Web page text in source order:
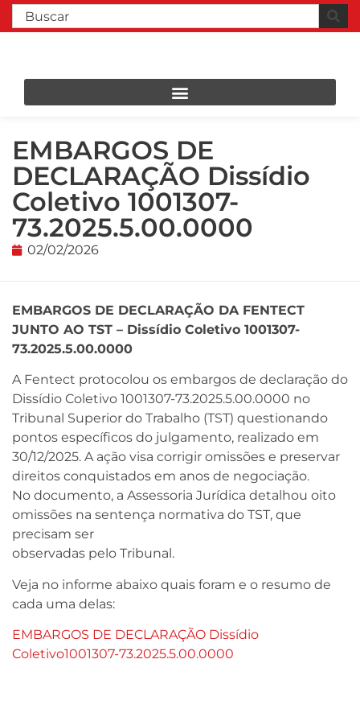
EMBARGOS DE
DECLARAÇÃO Dissídio
Coletivo 1001307-
73.2025.5.00.0000
02/02/2026
EMBARGOS DE DECLARAÇÃO DA FENTECT
JUNTO AO TST – Dissídio Coletivo 1001307-
73.2025.5.00.0000
A Fentect protocolou os embargos de declaração do
Dissídio Coletivo 1001307-73.2025.5.00.0000 no
Tribunal Superior do Trabalho (TST) questionando
pontos específicos do julgamento, realizado em
30/12/2025. A ação visa corrigir omissões e preservar
direitos conquistados em anos de negociação.
No documento, a Assessoria Jurídica detalhou oito
omissões na sentença normativa do TST, que
precisam ser
observadas pelo Tribunal.
Veja no informe abaixo quais foram e o resumo de
cada uma delas:
EMBARGOS DE DECLARAÇÃO Dissídio
Coletivo1001307-73.2025.5.00.0000